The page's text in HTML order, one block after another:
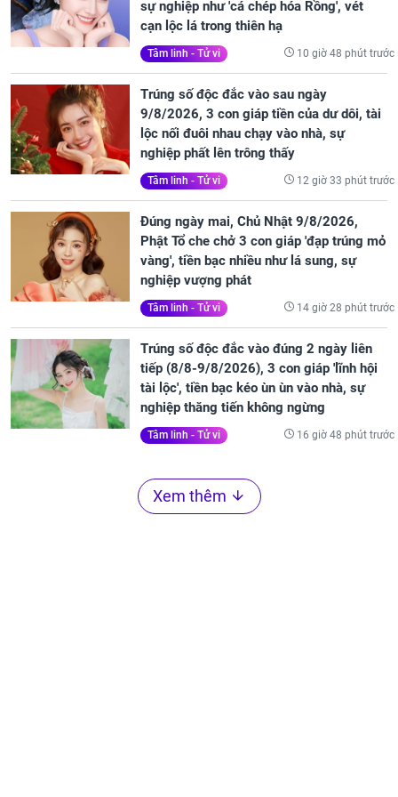
sự nghiệp như 'cá chép hóa Rồng', vét
cạn lộc lá trong thiên hạ
Tâm linh - Tử vi 10 giờ 48 phút trước
Trúng số độc đắc vào sau ngày
9/8/2026, 3 con giáp tiền của dư dôi, tài
lộc nối đuôi nhau chạy vào nhà, sự
nghiệp phất lên trông thấy
Tâm linh - Tử vi 12 giờ 33 phút trước
Đúng ngày mai, Chủ Nhật 9/8/2026,
Phật Tổ che chở 3 con giáp 'đạp trúng mỏ
vàng', tiền bạc nhiều như lá sung, sự
nghiệp vượng phát
Tâm linh - Tử vi 14 giờ 28 phút trước
Trúng số độc đắc vào đúng 2 ngày liên
tiếp (8/8-9/8/2026), 3 con giáp 'lĩnh hội
tài lộc', tiền bạc kéo ùn ùn vào nhà, sự
nghiệp thăng tiến không ngừng
Tâm linh - Tử vi 16 giờ 48 phút trước
Xem thêm